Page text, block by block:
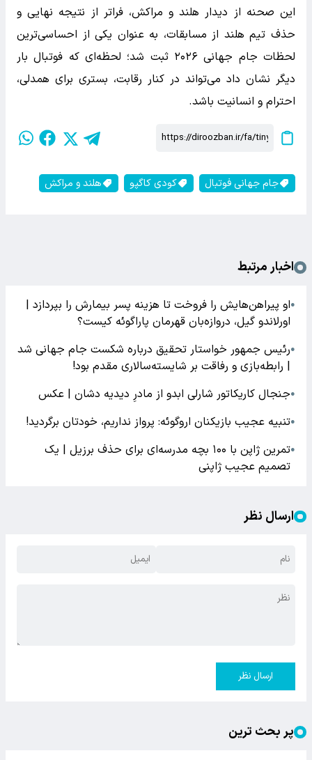
این صحنه از دیدار هلند و مراکش، فراتر از نتیجه نهایی و
حذف تیم هلند از مسابقات، به عنوان یکی از احساسی‌ترین
لحظات جام جهانی ۲۰۲۶ ثبت شد؛ لحظه‌ای که فوتبال بار
دیگر نشان داد می‌تواند در کنار رقابت، بستری برای همدلی،
احترام و انسانیت باشد.
جام جهانی فوتبال کودی کاگپو هلند و مراکش
اخبار مرتبط
●او پیراهن‌هایش را فروخت تا هزینه پسر بیمارش را بپردازد |
اورلاندو گیل، دروازه‌بان قهرمان پاراگوئه کیست؟
●رئیس جمهور خواستار تحقیق درباره شکست جام جهانی شد
| رابطه‌بازی و رفاقت بر شایسته‌سالاری مقدم بود!
●جنجال کاریکاتور شارلی ابدو از مادرِ دیدیه دشان | عکس
●تنبیه عجیب بازیکنان اروگوئه: پرواز نداریم، خودتان برگردید!
●
تمرین ژاپن با ۱۰۰ بچه مدرسه‌ای برای حذف برزیل | یک
تصمیم عجیب ژاپنی
ارسال نظر
ارسال نظر
پر بحث ترین